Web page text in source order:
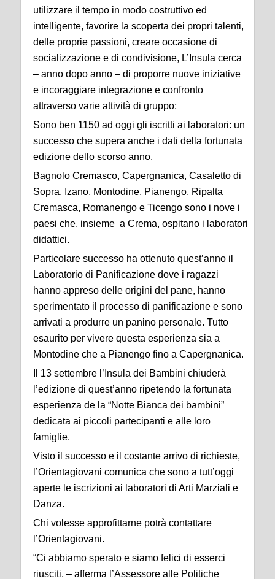
utilizzare il tempo in modo costruttivo ed
intelligente, favorire la scoperta dei propri talenti,
delle proprie passioni, creare occasione di
socializzazione e di condivisione, L’Insula cerca
– anno dopo anno – di proporre nuove iniziative
e incoraggiare integrazione e confronto
attraverso varie attività di gruppo;
Sono ben 1150 ad oggi gli iscritti ai laboratori: un
successo che supera anche i dati della fortunata
edizione dello scorso anno.
Bagnolo Cremasco, Capergnanica, Casaletto di
Sopra, Izano, Montodine, Pianengo, Ripalta
Cremasca, Romanengo e Ticengo sono i nove i
paesi che, insieme a Crema, ospitano i laboratori
didattici.
Particolare successo ha ottenuto quest’anno il
Laboratorio di Panificazione dove i ragazzi
hanno appreso delle origini del pane, hanno
sperimentato il processo di panificazione e sono
arrivati a produrre un panino personale. Tutto
esaurito per vivere questa esperienza sia a
Montodine che a Pianengo fino a Capergnanica.
Il 13 settembre l’Insula dei Bambini chiuderà
l’edizione di quest’anno ripetendo la fortunata
esperienza de la “Notte Bianca dei bambini”
dedicata ai piccoli partecipanti e alle loro
famiglie.
Visto il successo e il costante arrivo di richieste,
l’Orientagiovani comunica che sono a tutt’oggi
aperte le iscrizioni ai laboratori di Arti Marziali e
Danza.
Chi volesse approfittarne potrà contattare
l’Orientagiovani.
“Ci abbiamo sperato e siamo felici di esserci
riusciti, – afferma l’Assessore alle Politiche